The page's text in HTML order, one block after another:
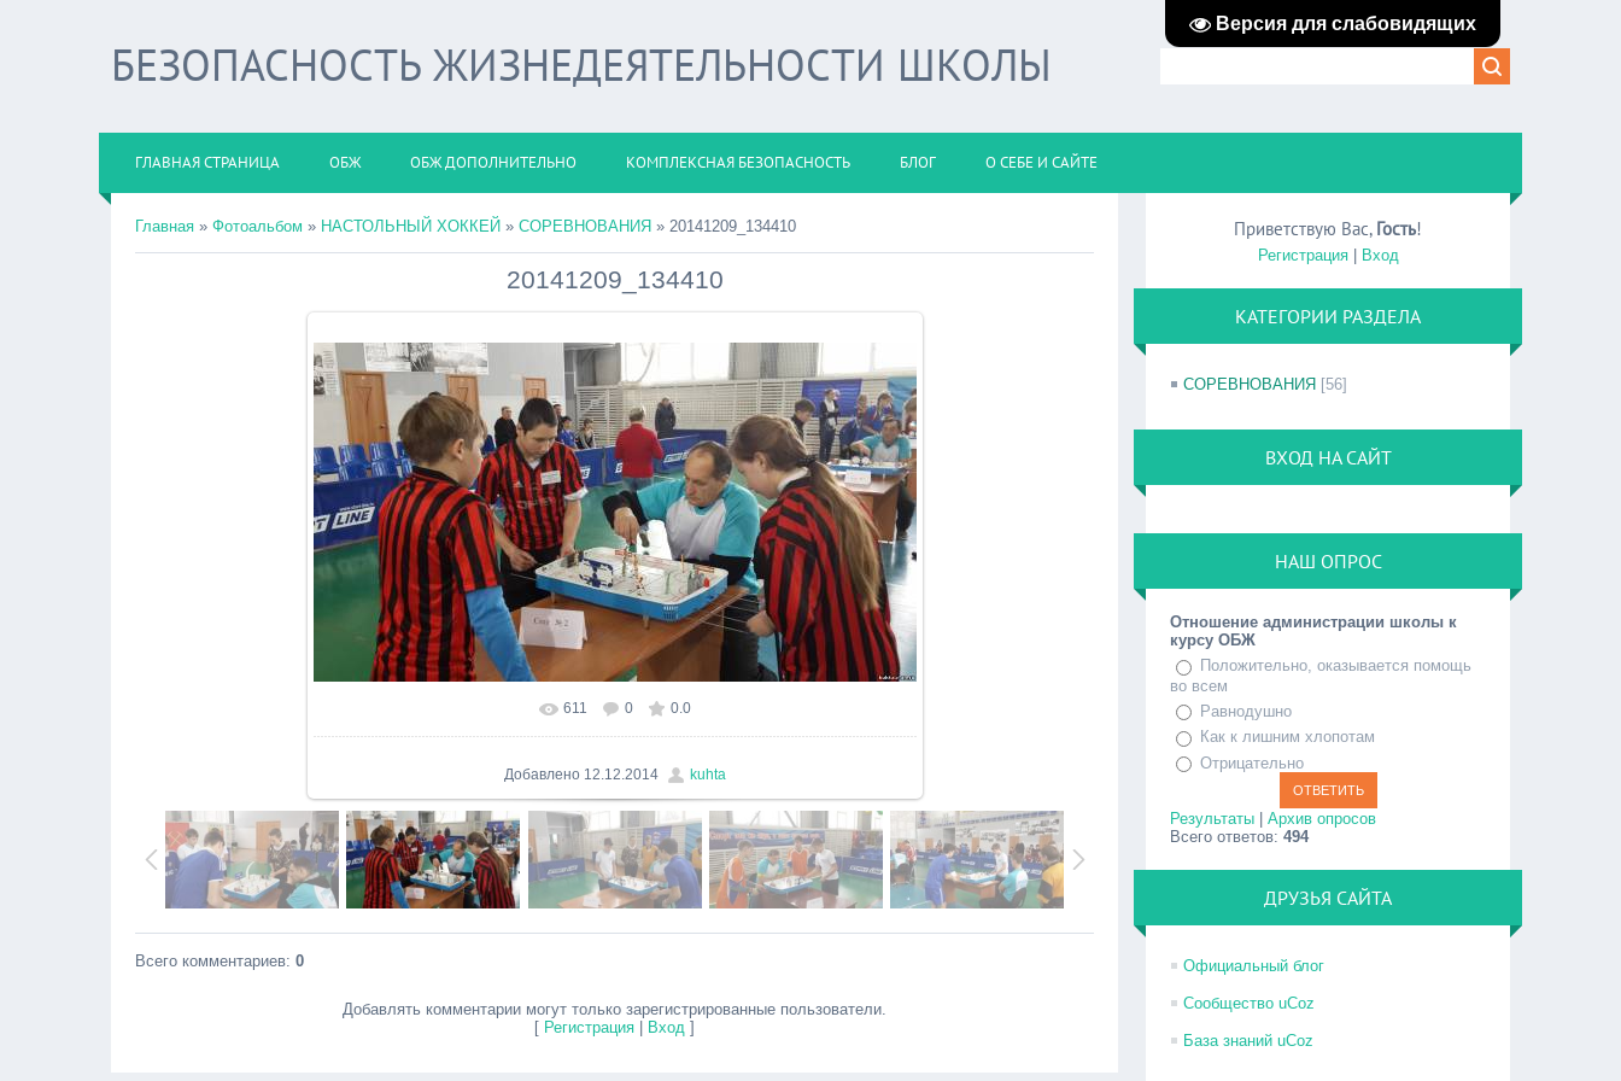
Версия для слабовидящих
БЕЗОПАСНОСТЬ ЖИЗНЕДЕЯТЕЛЬНОСТИ ШКОЛЫ
ГЛАВНАЯ СТРАНИЦА ОБЖ ОБЖ ДОПОЛНИТЕЛЬНО КОМПЛЕКСНАЯ БЕЗОПАСНОСТЬ БЛОГ О СЕБЕ И САЙТЕ
Главная » Фотоальбом » НАСТОЛЬНЫЙ ХОККЕЙ » СОРЕВНОВАНИЯ » 20141209_134410
20141209_134410
В реальном размере 1500x843
611 0 0.0
Добавлено 12.12.2014 kuhta
Всего комментариев: 0
Добавлять комментарии могут только зарегистрированные пользователи.
[ Регистрация Вход ]
Приветствую Вас, Гость!
Регистрация| Вход
КАТЕГОРИИ РАЗДЕЛА
СОРЕВНОВАНИЯ [56]
ВХОД НА САЙТ
НАШ ОПРОС
Отношение администрации школы к
курсу ОБЖ
Положительно, оказывается помощь
во всем
Равнодушно
Как к лишним хлопотам
Отрицательно
Результаты |Архив опросов
Всего ответов:494
ДРУЗЬЯ САЙТА
Официальный блог
Сообщество uCoz
База знаний uCoz